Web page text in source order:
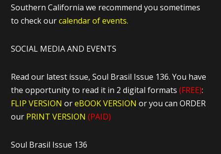
Southern California we recommend you sometimes
to check ourcalendar of events.
SOCIAL MEDIA AND EVENTS
Read our latest issue, Soul Brasil Issue 136. You have
the opportunity to read it in 2 digital formats(FREE):
FLIP VERSION oreBOOK VERSIONor you can ORDER
our PRINT VERSION (PAID)
Soul Brasil Issue 136